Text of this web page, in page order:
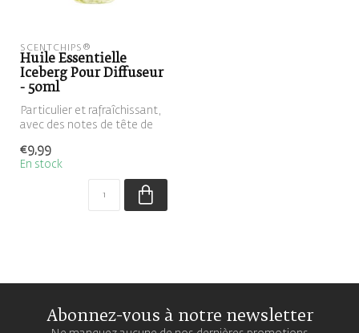
SCENTCHIPS®
Huile Essentielle
Iceberg Pour Diffuseur
- 50ml
Particulier et rafraîchissant,
avec des notes de tête de
€9,99
En stock
Abonnez-vous à notre newsletter